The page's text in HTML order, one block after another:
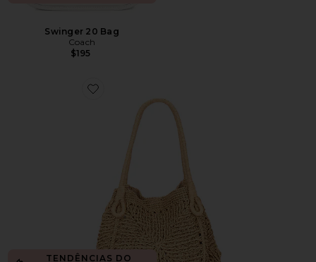
Swinger 20 Bag
Coach
$195
Favorite Paloma Beach Tote
TENDÊNCIAS DO